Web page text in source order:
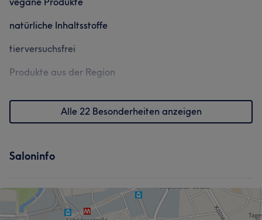
natürliche Inhaltsstoffe
tierversuchsfrei
Produkte aus der Region
Alle 22 Besonderheiten anzeigen
Saloninfo